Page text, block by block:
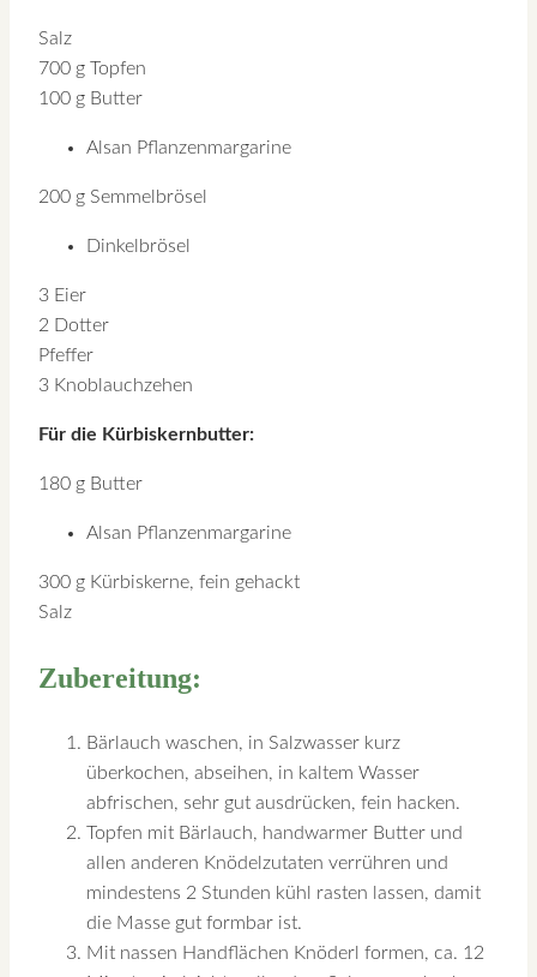
Salz
700 g Topfen
100 g Butter
Alsan Pflanzenmargarine
200 g Semmelbrösel
Dinkelbrösel
3 Eier
2 Dotter
Pfeffer
3 Knoblauchzehen
Für die Kürbiskernbutter:
180 g Butter
Alsan Pflanzenmargarine
300 g Kürbiskerne, fein gehackt
Salz
Zubereitung:
Bärlauch waschen, in Salzwasser kurz
überkochen, abseihen, in kaltem Wasser
abfrischen, sehr gut ausdrücken, fein hacken.
Topfen mit Bärlauch, handwarmer Butter und
allen anderen Knödelzutaten verrühren und
mindestens 2 Stunden kühl rasten lassen, damit
die Masse gut formbar ist.
Mit nassen Handflächen Knöderl formen, ca. 12